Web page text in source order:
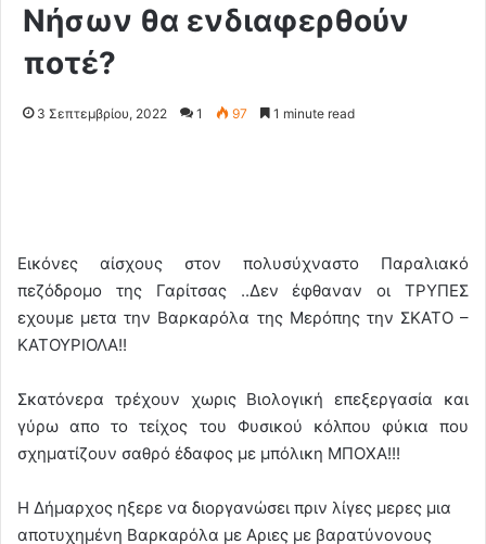
Νήσων θα ενδιαφερθούν
ποτέ?
3 Σεπτεμβρίου, 2022 1 97 1 minute read
Εικόνες αίσχους στον πολυσύχναστο Παραλιακό
πεζόδρομο της Γαρίτσας ..Δεν έφθαναν οι ΤΡΥΠΕΣ
εχουμε μετα την Βαρκαρόλα της Μερόπης την ΣΚΑΤΟ –
ΚΑΤΟΥΡΙΟΛΑ!!
Σκατόνερα τρέχουν χωρις Βιολογική επεξεργασία και
γύρω απο το τείχος του Φυσικού κόλπου φύκια που
σχηματίζουν σαθρό έδαφος με μπόλικη ΜΠΟΧΑ!!!
Η Δήμαρχος ηξερε να διοργανώσει πριν λίγες μερες μια
αποτυχημένη Βαρκαρόλα με Αριες με βαρατύνονους